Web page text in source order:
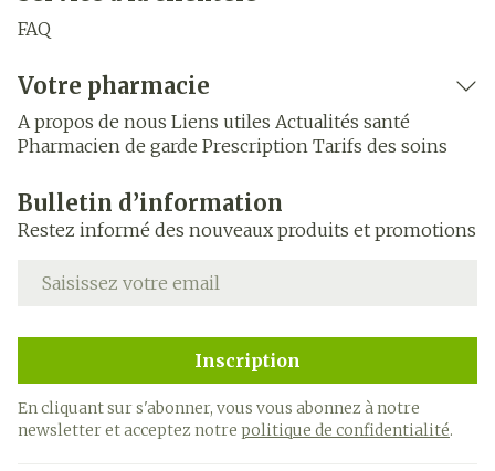
FAQ
Votre pharmacie
A propos de nous Liens utiles Actualités santé
Pharmacien de garde Prescription Tarifs des soins
Bulletin d’information
Restez informé des nouveaux produits et promotions
Adresse mail
Inscription
En cliquant sur s'abonner, vous vous abonnez à notre
newsletter et acceptez notre politique de confidentialité.